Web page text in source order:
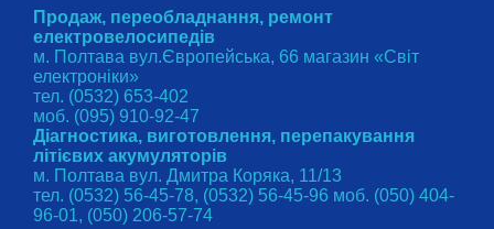
Продаж, переобладнання, ремонт
електровелосипедів
м. Полтава вул.Європейська, 66 магазин «Світ
електроніки»
тел. (0532) 653-402
моб. (095) 910-92-47
Діагностика, виготовлення, перепакування
літієвих акумуляторів
м. Полтава вул. Дмитра Коряка, 11/13
тел. (0532) 56-45-78, (0532) 56-45-96 моб. (050) 404-
96-01, (050) 206-57-74